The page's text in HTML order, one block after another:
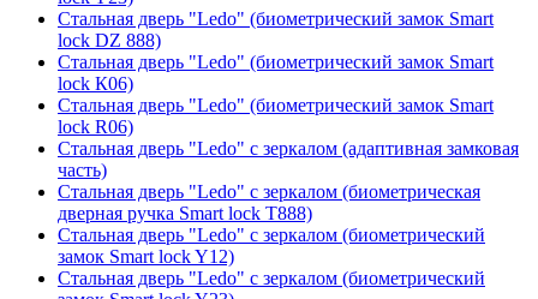
Стальная дверь "Ledo" (биометрический замок Smart
lock DZ 888)
Стальная дверь "Ledo" (биометрический замок Smart
lock К06)
Стальная дверь "Ledo" (биометрический замок Smart
lock R06)
Стальная дверь "Ledo" с зеркалом (адаптивная замковая
часть)
Стальная дверь "Ledo" с зеркалом (биометрическая
дверная ручка Smart lock T888)
Стальная дверь "Ledo" с зеркалом (биометрический
замок Smart lock Y12)
Стальная дверь "Ledo" с зеркалом (биометрический